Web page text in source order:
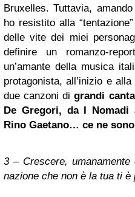
Bruxelles. Tuttavia,
ho resistito alla
delle vite dei miei
definire un romanzo-
un’amante della musica
protagonista, all’inizio e
due canzoni digrandi
De Gregori, da I Nomadi
Rino Gaetano… ce ne
3 – Crescere,
nazione che non è la tua ti è